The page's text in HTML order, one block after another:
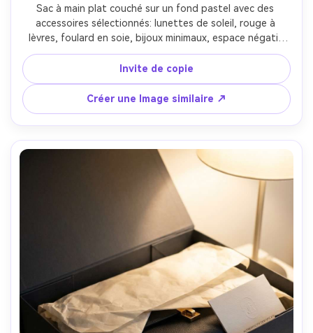
Sac à main plat couché sur un fond pastel avec des
accessoires sélectionnés: lunettes de soleil, rouge à
lèvres, foulard en soie, bijoux minimaux, espace négatif
soigneusement arrangé, éclairage diffus doux au-dessus
de la tête, tiré sur Fujifilm GFX 100S, 45 mm, f/4,
composition nette de haut en bas, esthétique Instagram
tendance, textures réalistes de tissu et de cuir- -ar 4:5
Invite de copie
Créer une Image similaire ↗